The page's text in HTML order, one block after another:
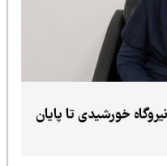
خورشیدی تا پایان